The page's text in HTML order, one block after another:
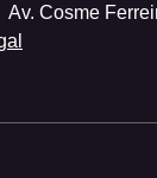
Av. Cosme